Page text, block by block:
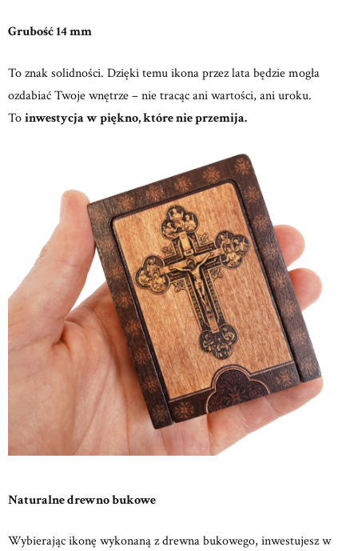
Grubość 14 mm
To znak solidności. Dzięki temu ikona przez lata będzie mogła
ozdabiać Twoje wnętrze – nie tracąc ani wartości, ani uroku.
To inwestycja w piękno, które nie przemija.
Naturalne drewno bukowe
Wybierając ikonę wykonaną z drewna bukowego, inwestujesz w